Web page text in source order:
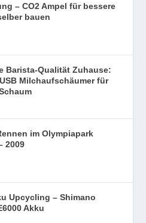
– CO2 Ampel für bessere
bauen
Barista-Qualität Zuhause:
Milchaufschäumer für
im Olympiapark
2009
Upcycling – Shimano
Akku